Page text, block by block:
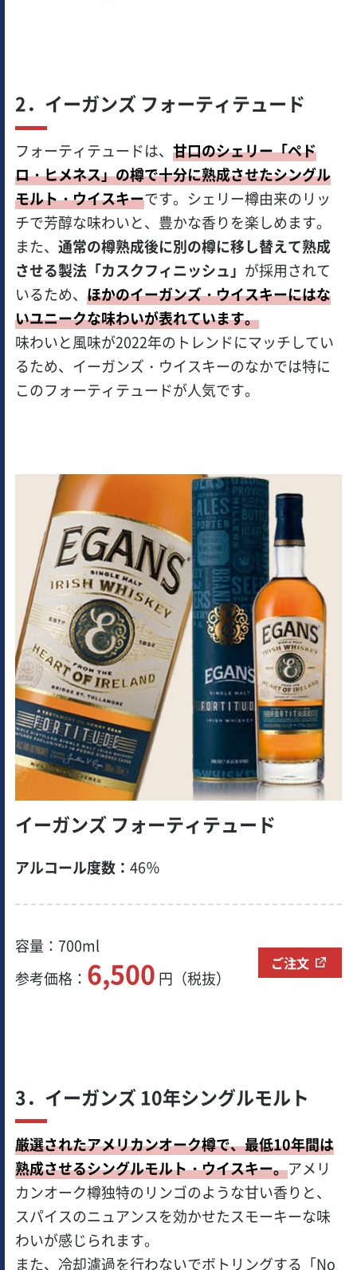
2．イーガンズ フォーティテュード
フォーティテュードは、甘口のシェリー「ペド
ロ・ヒメネス」の樽で十分に熟成させたシングル
モルト・ウイスキーです。シェリー樽由来のリッ
チで芳醇な味わいと、豊かな香りを楽しめます。
また、通常の樽熟成後に別の樽に移し替えて熟成
させる製法「カスクフィニッシュ」 が採用されて
いるため、ほかのイーガンズ・ウイスキーにはな
いユニークな味わいが表れています。
味わいと風味が2022年のトレンドにマッチしてい
るため、イーガンズ・ウイスキーのなかでは特に
このフォーティテュードが人気です。
イーガンズ フォーティテュード
アルコール度数：46％
容量：700ml
参考価格： 6,500 円（税抜）
ご注文
3．イーガンズ 10年シングルモルト
厳選されたアメリカンオーク樽で、最低10年間は
熟成させるシングルモルト・ウイスキー。アメリ
カンオーク樽独特のリンゴのような甘い香りと、
スパイスのニュアンスを効かせたスモーキーな味
わいが感じられます。
また、冷却濾過を行わないでボトリングする「No